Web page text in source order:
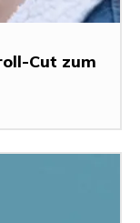
Cut zum